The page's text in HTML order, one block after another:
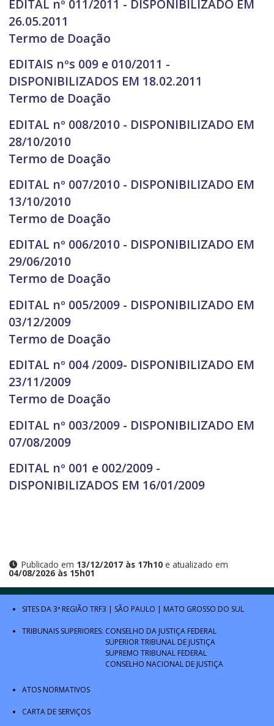
EDITAL nº 011/2011 - DISPONIBILIZADO EM
26.05.2011
Termo de Doação
EDITAIS nºs 009 e 010/2011 -
DISPONIBILIZADOS EM 18.02.2011
Termo de Doação
EDITAL nº 008/2010 - DISPONIBILIZADO EM
28/10/2010
Termo de Doação
EDITAL nº 007/2010 - DISPONIBILIZADO EM
13/10/2010
Termo de Doação
EDITAL nº 006/2010 - DISPONIBILIZADO EM
29/06/2010
Termo de Doação
EDITAL nº 005/2009 - DISPONIBILIZADO EM
03/12/2009
Termo de Doação
EDITAL nº 004 /2009- DISPONIBILIZADO EM
23/11/2009
Termo de Doação
EDITAL nº 003/2009 - DISPONIBILIZADO EM
07/08/2009
EDITAL nº 001 e 002/2009 -
DISPONIBILIZADOS EM 16/01/2009
Publicado em 13/12/2017 às 17h10e atualizado em
04/08/2026 às 15h01
SITES DA 3ª REGIÃO TRF3 SÃO PAULO MATO GROSSO DO SUL
TRIBUNAIS SUPERIORES: CONSELHO DA JUSTIÇA FEDERAL
SUPERIOR TRIBUNAL DE JUSTIÇA
SUPREMO TRIBUNAL FEDERAL
CONSELHO NACIONAL DE JUSTIÇA
ATOS NORMATIVOS
CARTA DE SERVIÇOS